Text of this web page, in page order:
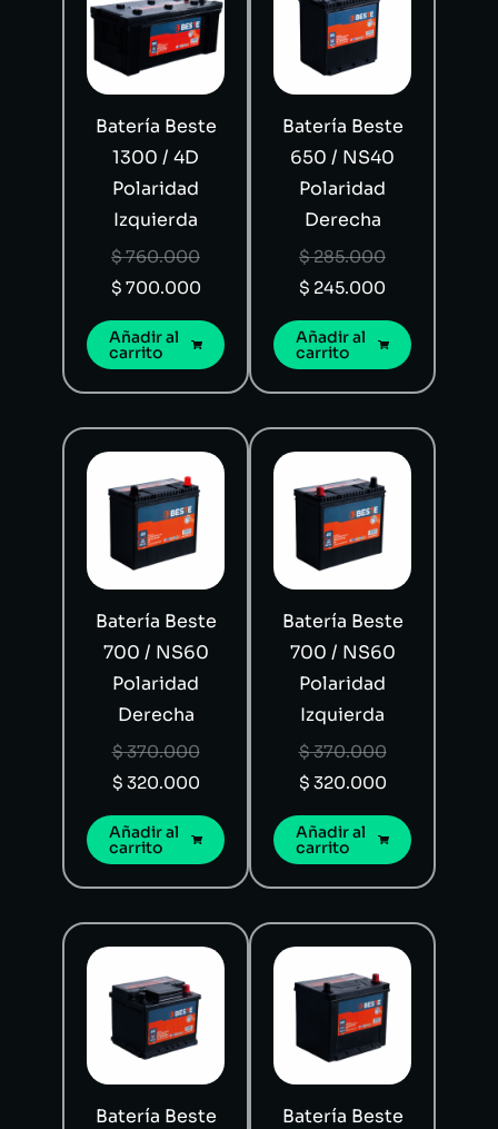
Batería Beste
1300 / 4D
Polaridad
Izquierda
$760.000
$ 700.000
Añadir al
carrito
Batería Beste
650 / NS40
Polaridad
Derecha
$285.000
$ 245.000
Añadir al
carrito
Batería Beste
700 / NS60
Polaridad
Derecha
$370.000
$ 320.000
Añadir al
carrito
Batería Beste
700 / NS60
Polaridad
Izquierda
$370.000
$ 320.000
Añadir al
carrito
Batería Beste
Batería Beste